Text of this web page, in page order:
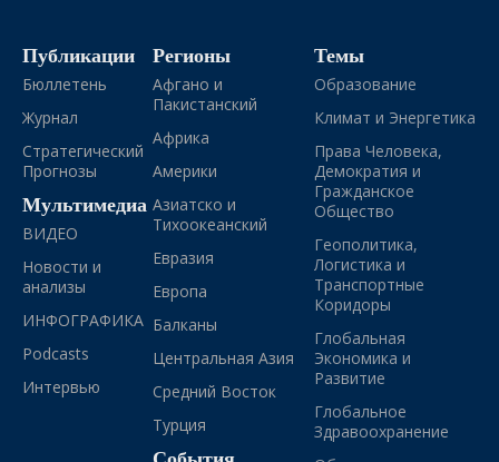
Публикации
Бюллетень
Журнал
Стратегический
Прогнозы
Мультимедиа
ВИДЕО
Новости и
анализы
ИНФОГРАФИКА
Podcasts
Интервью
Регионы
Афгано и
Пакистанский
Африка
Америки
Азиатско и
Тихоокеанский
Евразия
Европа
Балканы
Центральная Азия
Средний Восток
Турция
Темы
Образование
Климат и Энергетика
Права Человека,
Демократия и
Гражданское
Общество
Геополитика,
Логистика и
Транспортные
Коридоры
Глобальная
Экономика и
Развитие
Глобальное
Здравоохранение